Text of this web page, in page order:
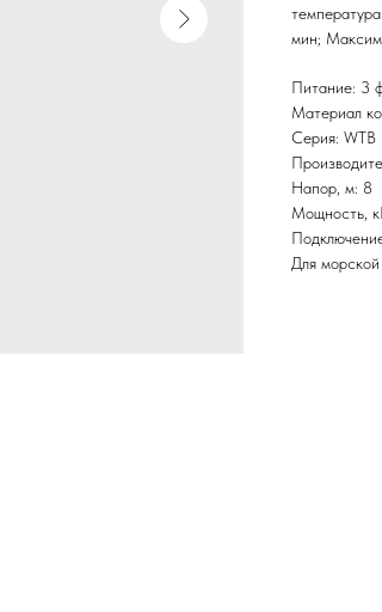
мин;
Питание: 3
Материал
Серия: WTB
Напор, м: 8
Мощность,
Для